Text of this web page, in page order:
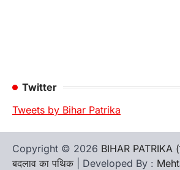
Twitter
Tweets by Bihar Patrika
Copyright © 2026 BIHAR PATRIKA
बदलाव का पथिक | Developed By :